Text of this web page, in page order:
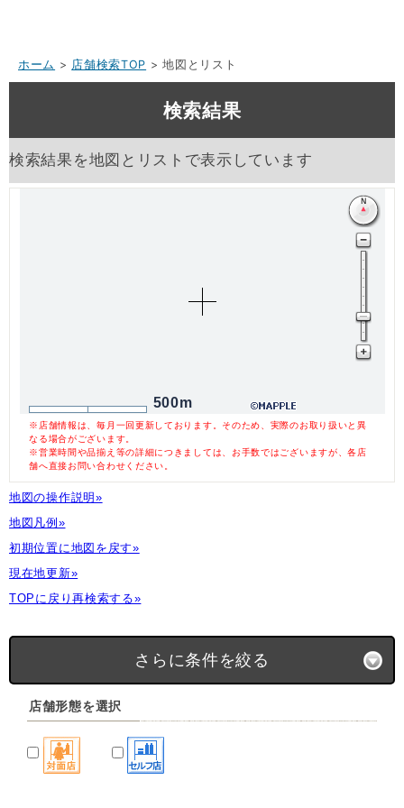
ホーム > 店舗検索TOP > 地図とリスト
検索結果
検索結果を地図とリストで表示しています
500m
※店舗情報は、毎月一回更新しております。そのため、実際のお取り扱いと異
なる場合がございます。
※営業時間や品揃え等の詳細につきましては、お手数ではございますが、各店
舗へ直接お問い合わせください。
地図の操作説明»
地図凡例»
初期位置に地図を戻す»
現在地更新»
TOPに戻り再検索する»
さらに条件を絞る
店舗形態を選択